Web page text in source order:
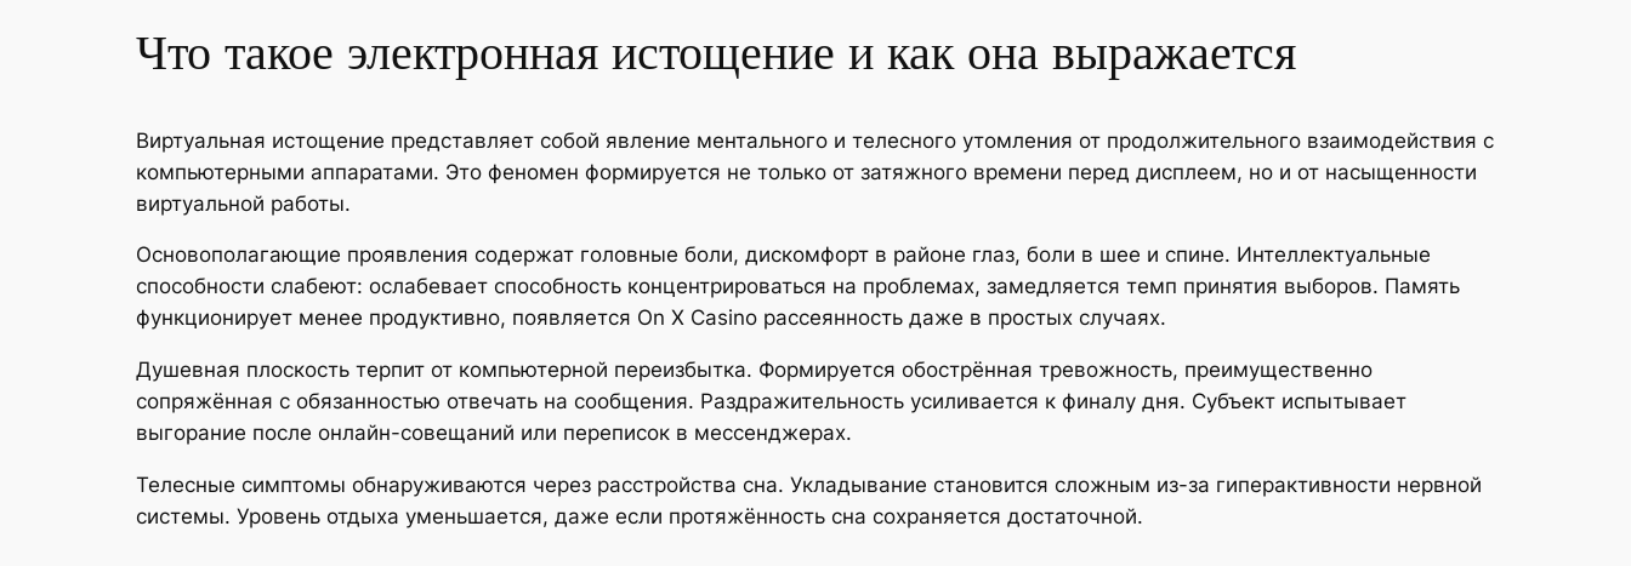
Что такое электронная истощение и как она выражается
Виртуальная истощение представляет собой явление ментального и телесного утомления от продолжительного взаимодействия с
компьютерными аппаратами. Это феномен формируется не только от затяжного времени перед дисплеем, но и от насыщенности
виртуальной работы.
Основополагающие проявления содержат головные боли, дискомфорт в районе глаз, боли в шее и спине. Интеллектуальные
способности слабеют: ослабевает способность концентрироваться на проблемах, замедляется темп принятия выборов. Память
функционирует менее продуктивно, появляется On X Casino рассеянность даже в простых случаях.
Душевная плоскость терпит от компьютерной переизбытка. Формируется обострённая тревожность, преимущественно
сопряжённая с обязанностью отвечать на сообщения. Раздражительность усиливается к финалу дня. Субъект испытывает
выгорание после онлайн-совещаний или переписок в мессенджерах.
Телесные симптомы обнаруживаются через расстройства сна. Укладывание становится сложным из-за гиперактивности нервной
системы. Уровень отдыха уменьшается, даже если протяжённость сна сохраняется достаточной.